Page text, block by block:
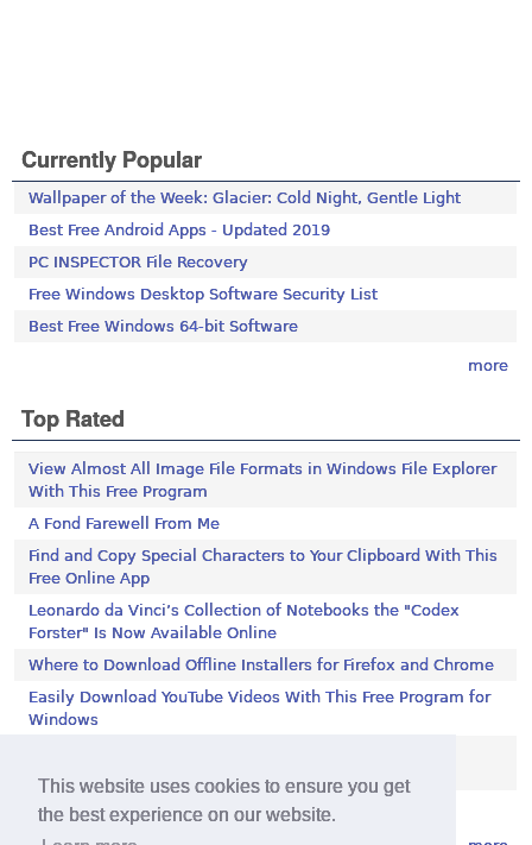
This website uses cookies to ensure you get
the best experience on our website.
Currently Popular
Wallpaper of the Week: Glacier: Cold Night, Gentle Light
Best Free Android Apps - Updated 2019
PC INSPECTOR File Recovery
Free Windows Desktop Software Security List
Best Free Windows 64-bit Software
more
Top Rated
View Almost All Image File Formats in Windows File Explorer
With This Free Program
A Fond Farewell From Me
Find and Copy Special Characters to Your Clipboard With This
Free Online App
Leonardo da Vinci’s Collection of Notebooks the "Codex
Forster" Is Now Available Online
Where to Download Offline Installers for Firefox and Chrome
Easily Download YouTube Videos With This Free Program for
Windows
Defender Firewall
Is 2018 the Year the Internet Finally Died?